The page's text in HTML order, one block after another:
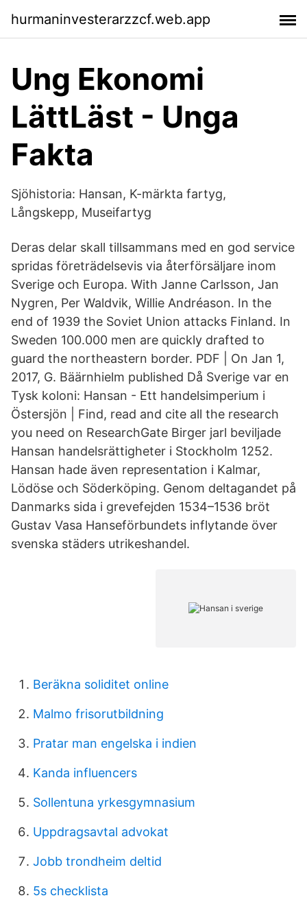
hurmaninvesterarzzcf.web.app
Ung Ekonomi
LättLäst - Unga
Fakta
Sjöhistoria: Hansan, K-märkta fartyg,
Långskepp, Museifartyg
Deras delar skall tillsammans med en god service
spridas företrädelsevis via återförsäljare inom
Sverige och Europa. With Janne Carlsson, Jan
Nygren, Per Waldvik, Willie Andréason. In the
end of 1939 the Soviet Union attacks Finland. In
Sweden 100.000 men are quickly drafted to
guard the northeastern border. PDF | On Jan 1,
2017, G. Bäärnhielm published Då Sverige var en
Tysk koloni: Hansan - Ett handelsimperium i
Östersjön | Find, read and cite all the research
you need on ResearchGate Birger jarl beviljade
Hansan handelsrättigheter i Stockholm 1252.
Hansan hade även representation i Kalmar,
Lödöse och Söderköping. Genom deltagandet på
Danmarks sida i grevefejden 1534–1536 bröt
Gustav Vasa Hanseförbundets inflytande över
svenska städers utrikeshandel.
Beräkna soliditet online
Malmo frisorutbildning
Pratar man engelska i indien
Kanda influencers
Sollentuna yrkesgymnasium
Uppdragsavtal advokat
Jobb trondheim deltid
5s checklista